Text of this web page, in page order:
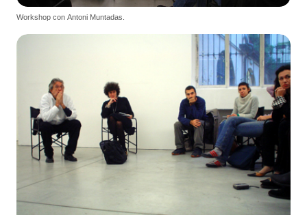
Workshop con Antoni Muntadas.